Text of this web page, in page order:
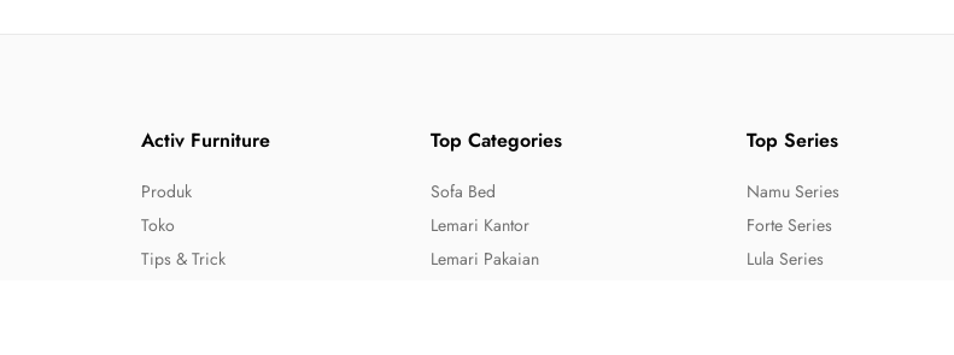
Activ Furniture
Produk
Toko
Tips & Trick
Top Categories
Sofa Bed
Lemari Kantor
Lemari Pakaian
Top Series
Namu Series
Forte Series
Lula Series